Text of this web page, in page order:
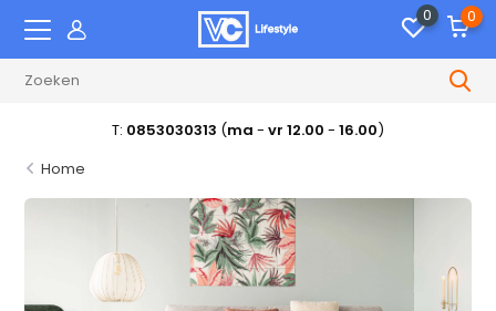
0 0
T: 0853030313 (ma - vr 12.00 - 16.00)
Home